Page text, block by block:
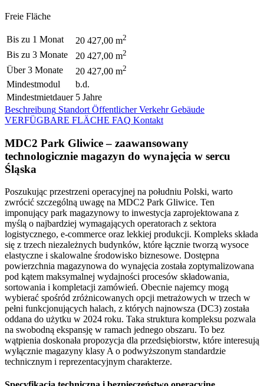
Freie Fläche
Bis zu 1 Monat 20 427,00 m2
Bis zu 3 Monate 20 427,00 m2
Über 3 Monate 20 427,00 m2
Mindestmodul
b.d.
Mindestmietdauer 5 Jahre
Beschreibung Standort Öffentlicher Verkehr Gebäude
VERFÜGBARE FLÄCHE FAQ Kontakt
MDC2 Park Gliwice – zaawansowany
technologicznie magazyn do wynajęcia w sercu
Śląska
Poszukując przestrzeni operacyjnej na południu Polski, warto
zwrócić szczególną uwagę na MDC2 Park Gliwice. Ten
imponujący park magazynowy to inwestycja zaprojektowana z
myślą o najbardziej wymagających operatorach z sektora
logistycznego, e-commerce oraz lekkiej produkcji. Kompleks składa
się z trzech niezależnych budynków, które łącznie tworzą wysoce
elastyczne i skalowalne środowisko biznesowe. Dostępna
powierzchnia magazynowa do wynajęcia została zoptymalizowana
pod kątem maksymalnej wydajności procesów składowania,
sortowania i kompletacji zamówień. Obecnie najemcy mogą
wybierać spośród zróżnicowanych opcji metrażowych w trzech w
pełni funkcjonujących halach, z których najnowsza (DC3) została
oddana do użytku w 2024 roku. Taka struktura kompleksu pozwala
na swobodną ekspansję w ramach jednego obszaru. To bez
wątpienia doskonała propozycja dla przedsiębiorstw, które interesują
wyłącznie magazyny klasy A o podwyższonym standardzie
technicznym i reprezentacyjnym charakterze.